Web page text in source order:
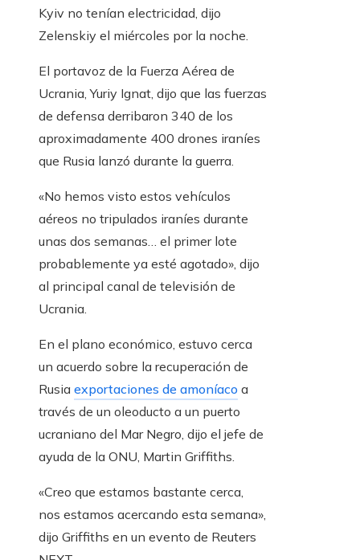
Kyiv no tenían electricidad, dijo
Zelenskiy el miércoles por la noche.
El portavoz de la Fuerza Aérea de
Ucrania, Yuriy Ignat, dijo que las fuerzas
de defensa derribaron 340 de los
aproximadamente 400 drones iraníes
que Rusia lanzó durante la guerra.
«No hemos visto estos vehículos
aéreos no tripulados iraníes durante
unas dos semanas… el primer lote
probablemente ya esté agotado», dijo
al principal canal de televisión de
Ucrania.
En el plano económico, estuvo cerca
un acuerdo sobre la recuperación de
Rusia exportaciones de amoníaco a
través de un oleoducto a un puerto
ucraniano del Mar Negro, dijo el jefe de
ayuda de la ONU, Martin Griffiths.
«Creo que estamos bastante cerca,
nos estamos acercando esta semana»,
dijo Griffiths en un evento de Reuters